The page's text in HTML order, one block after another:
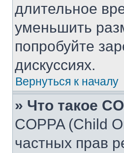
длительное
уменьшить
попробуйте
дискуссиях.
Вернуться к началу
» Что такое
COPPA (Child
частных прав